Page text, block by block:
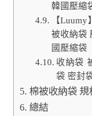
韓國壓縮
【
被收納袋
國壓縮袋
收納袋
袋 密封
棉被收納袋
總結